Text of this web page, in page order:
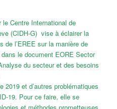
Centre International de
(CIDH-G) vise à éclairer la
de l’EREE sur la manière de
le document EORE Sector
du secteur et des besoins
2019 et d’autres problématiques
19. Pour ce faire, elle se